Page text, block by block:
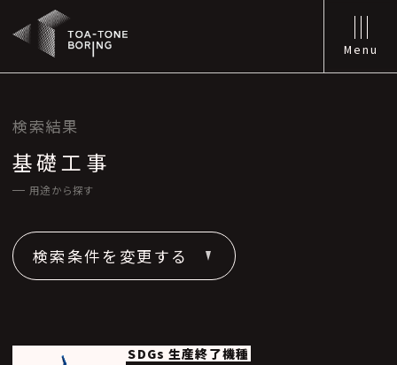
Menu
検索結果
基礎工事
用途から探す
検索条件を変更する
SDGs 生産終了機種